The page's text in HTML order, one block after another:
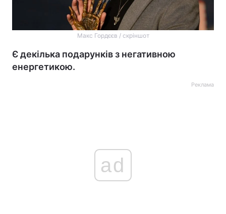
Макс Гордєєв / скріншот
Є декілька подарунків з негативною
енергетикою.
Реклама
ad